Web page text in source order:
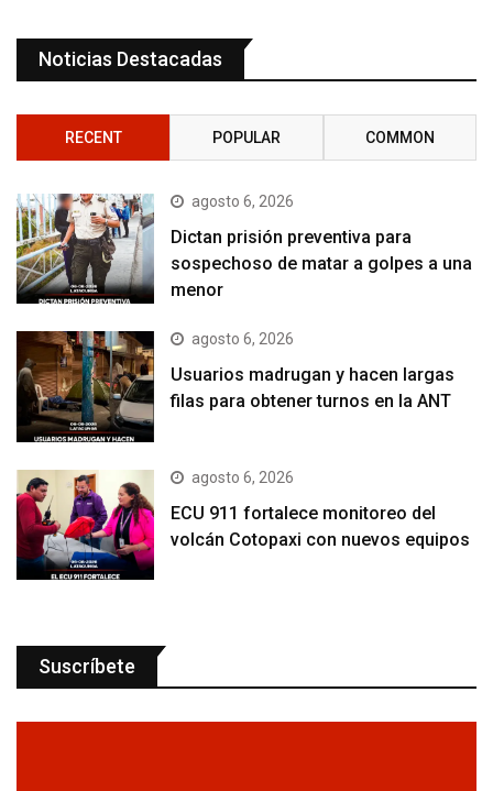
Noticias Destacadas
RECENT POPULAR COMMON
agosto 6, 2026
Dictan prisión preventiva para
sospechoso de matar a golpes a una
menor
agosto 6, 2026
Usuarios madrugan y hacen largas
filas para obtener turnos en la ANT
agosto 6, 2026
ECU 911 fortalece monitoreo del
volcán Cotopaxi con nuevos equipos
Suscríbete